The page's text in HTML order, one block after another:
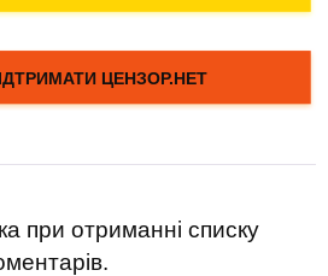
при отриманні списку